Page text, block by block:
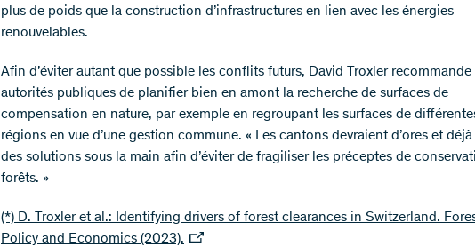
plus de poids que la construction d’infrastructures en lien avec les énergies
renouvelables.
Afin d’éviter autant que possible les conflits futurs, David Troxler recommande
autorités publiques de planifier bien en amont la recherche de surfaces de
compensation en nature, par exemple en regroupant les surfaces de
régions en vue d’une gestion commune. « Les cantons devraient d’ores et
des solutions sous la main afin d’éviter de fragiliser les préceptes de
forêts. »
(*) D. Troxler et al.: Identifying drivers of forest clearances in Switzerland.
Policy and Economics (2023).